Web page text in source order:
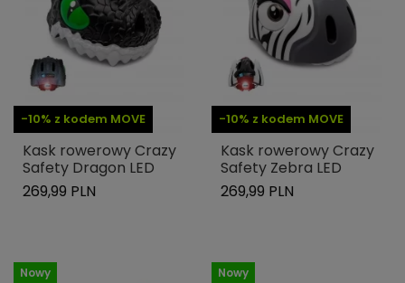
-10% z kodem MOVE
Kask rowerowy Crazy
Safety Dragon LED
269,99 PLN
-10% z kodem MOVE
Kask rowerowy Crazy
Safety Zebra LED
269,99 PLN
Nowy Nowy